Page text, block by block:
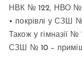
НВК № 122, НВО №
• покрівлі у
Також у гімназії
СЗШ № 10 –